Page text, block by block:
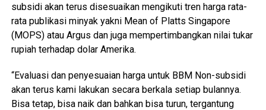
subsidi akan terus disesuaikan mengikuti tren harga rata-
rata publikasi minyak yakni Mean of Platts Singapore
(MOPS) atau Argus dan juga mempertimbangkan nilai tukar
rupiah terhadap dolar Amerika.
“Evaluasi dan penyesuaian harga untuk BBM Non-subsidi
akan terus kami lakukan secara berkala setiap bulannya.
Bisa tetap, bisa naik dan bahkan bisa turun, tergantung